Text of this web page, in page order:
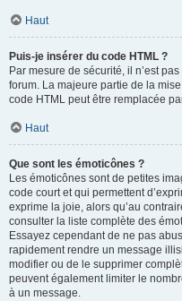
Haut
Puis-je insérer du code HTML ?
Par mesure de sécurité, il n’est
forum. La majeure partie de la
code HTML peut être remplacée
Haut
Que sont les émoticônes ?
Les émoticônes sont de petites
code court et qui permettent
exprime la joie, alors qu’au
consulter la liste complète des
Essayez cependant de ne pas
rapidement rendre un message
modifier ou de le supprimer
peuvent également limiter le
à un message.